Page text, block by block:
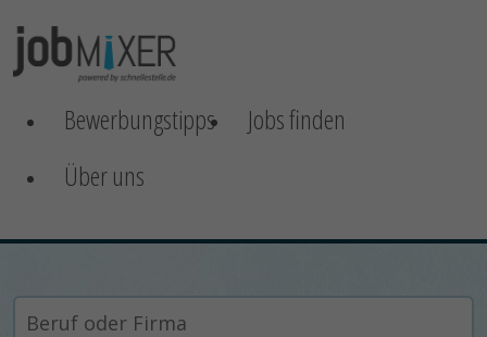
Bewerbungstipps
Jobs finden
Über uns